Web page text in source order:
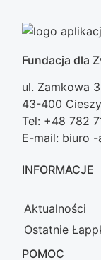
Fundacja dla
ul. Zamkowa
43-400
Tel: +48 782
E-mail: biuro
INFORMACJE
Aktualności
Ostatnie
POMOC